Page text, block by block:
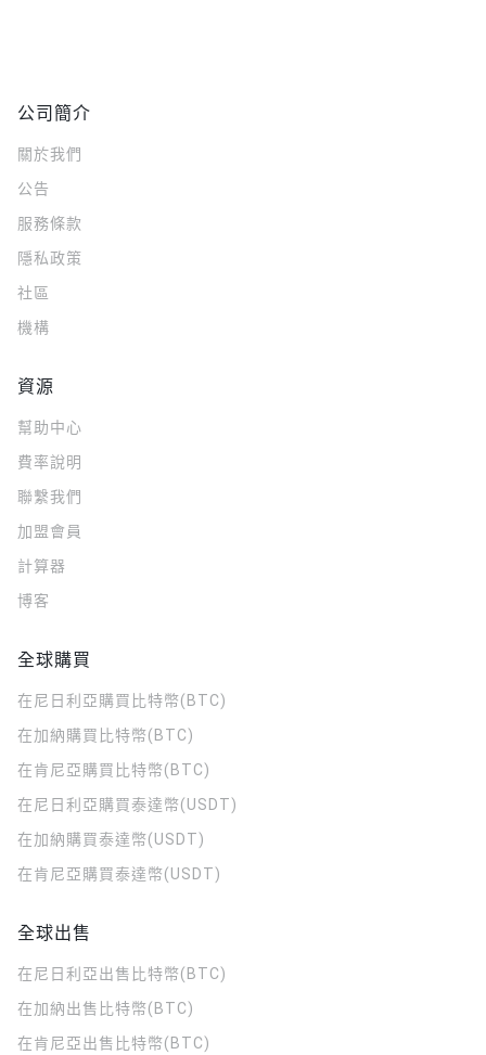
公司簡介
關於我們
公告
服務條款
隱私政策
社區
機構
資源
幫助中心
費率說明
聯繫我們
加盟會員
計算器
博客
全球購買
在尼日利亞購買比特幣(BTC)
在加納購買比特幣(BTC)
在肯尼亞購買比特幣(BTC)
在尼日利亞購買泰達幣(USDT)
在加納購買泰達幣(USDT)
在肯尼亞購買泰達幣(USDT)
全球出售
在尼日利亞出售比特幣(BTC)
在加納出售比特幣(BTC)
在肯尼亞出售比特幣(BTC)